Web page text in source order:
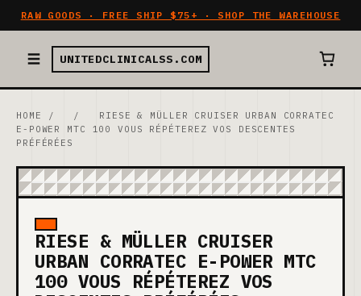
RAW GOODS · FREE SHIP $75+ · SHOP THE WAREHOUSE
UNITEDCLINICALSS.COM
HOME / /
RIESE & MÜLLER CRUISER URBAN CORRATEC
E-POWER MTC 100 VOUS RÉPÉTEREZ VOS DESCENTES
PRÉFÉRÉES
RIESE & MÜLLER CRUISER
URBAN CORRATEC E-POWER MTC
100 VOUS RÉPÉTEREZ VOS